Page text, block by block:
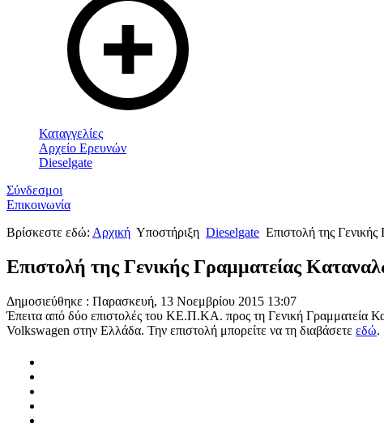
Καταγγελίες
Αρχείο Ερευνών
Dieselgate
Σύνδεσμοι
Επικοινωνία
Βρίσκεστε εδώ: Αρχική Υποστήριξη Dieselgate Επιστολή της
Επιστολή της Γενικής Γραμματείας
Δημοσιεύθηκε : Παρασκευή, 13 Νοεμβρίου 2015 13:07
Έπειτα από δύο επιστολές του ΚΕ.Π.ΚΑ. προς τη Γενική Γραμματεία
Volkswagen στην Ελλάδα. Την επιστολή μπορείτε να τη διαβάσετε εδώ.